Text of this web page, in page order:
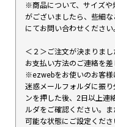
※商品について、サイズや
がございましたら、些細
にてお問い合わせください
＜２＞ご注文が決まりま
お支払い方法のご連絡を差
※ezwebをお使いのお客様
迷惑メールフォルダに振
ンを押した後、2日以上連
ルダをご確認ください。
可能な状態にご設定くださ